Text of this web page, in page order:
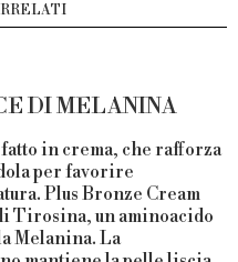
DI MELANINA
in crema, che rafforza
per favorire
Plus Bronze Cream
Tirosina, un aminoacido
Melanina. La